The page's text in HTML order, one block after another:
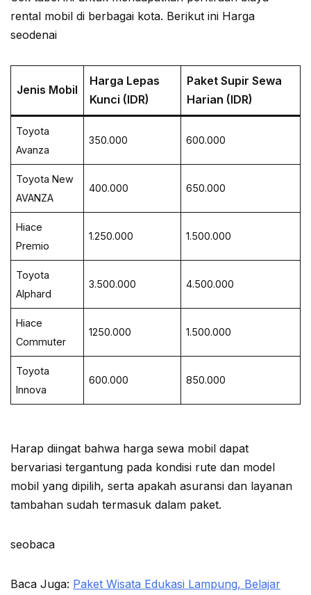
rental mobil di berbagai kota. Berikut ini Harga
seodenai
Jenis Mobil
Harga Lepas
Kunci (IDR)
Paket Supir Sewa
Harian (IDR)
Toyota
Avanza
350.000 600.000
Toyota New
AVANZA
400.000 650.000
Hiace
Premio
1.250.000 1.500.000
Toyota
Alphard
3.500.000 4.500.000
Hiace
Commuter
1250.000 1.500.000
Toyota
Innova
600.000 850.000
Harap diingat bahwa harga sewa mobil dapat
bervariasi tergantung pada kondisi rute dan model
mobil yang dipilih, serta apakah asuransi dan layanan
tambahan sudah termasuk dalam paket.
seobaca
Baca Juga: Paket Wisata Edukasi Lampung, Belajar